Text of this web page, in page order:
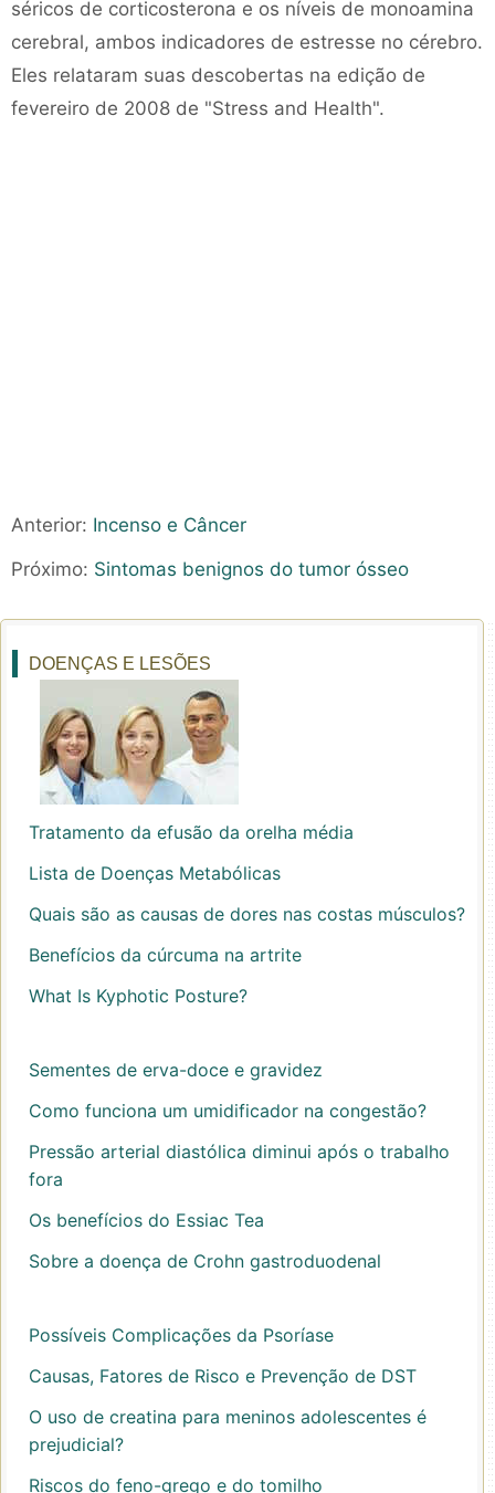
séricos de corticosterona e os níveis de monoamina
cerebral, ambos indicadores de estresse no cérebro.
Eles relataram suas descobertas na edição de
fevereiro de 2008 de "Stress and Health".
Anterior: Incenso e Câncer
Próximo: Sintomas benignos do tumor ósseo
DOENÇAS E LESÕES
Tratamento da efusão da orelha média
Lista de Doenças Metabólicas
Quais são as causas de dores nas costas músculos?
Benefícios da cúrcuma na artrite
What Is Kyphotic Posture?
Sementes de erva-doce e gravidez
Como funciona um umidificador na congestão?
Pressão arterial diastólica diminui após o trabalho
fora
Os benefícios do Essiac Tea
Sobre a doença de Crohn gastroduodenal
Possíveis Complicações da Psoríase
Causas, Fatores de Risco e Prevenção de DST
O uso de creatina para meninos adolescentes é
prejudicial?
Riscos do feno-grego e do tomilho